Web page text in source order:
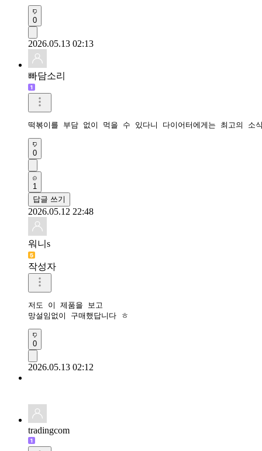
0
2026.05.13 02:13
빠담소리
떡볶이를 부담 없이 먹을 수 있다니 다이어터에게는 최고의
0
1
답글 쓰기
2026.05.12 22:48
워니s
작성자
저도 이 제품을 보고
망설임없이 구매했답니다 ㅎ
0
2026.05.13 02:12
tradingcom